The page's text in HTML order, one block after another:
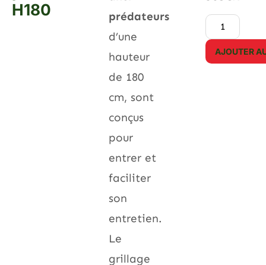
H180
prédateurs
d’une
hauteur
de 180
cm, sont
conçus
pour
entrer et
faciliter
son
entretien.
Le
grillage
AJOUTER